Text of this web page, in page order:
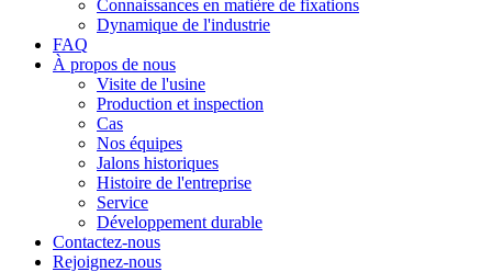
Connaissances en matière de fixations
Dynamique de l'industrie
FAQ
À propos de nous
Visite de l'usine
Production et inspection
Cas
Nos équipes
Jalons historiques
Histoire de l'entreprise
Service
Développement durable
Contactez-nous
Rejoignez-nous